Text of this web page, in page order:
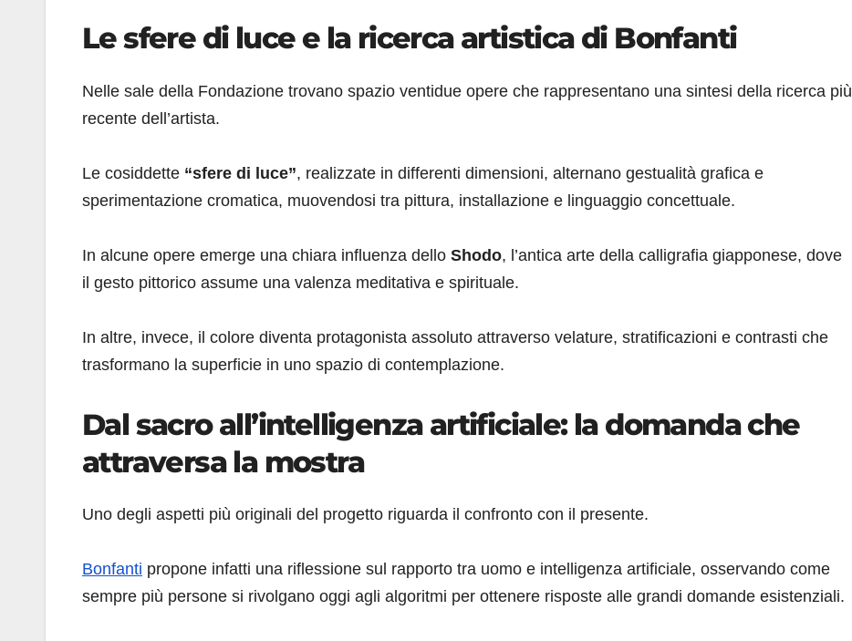
Le sfere di luce e la ricerca artistica di Bonfanti
Nelle sale della Fondazione trovano spazio ventidue opere che rappresentano una sintesi della ricerca più
recente dell’artista.
Le cosiddette “sfere di luce”, realizzate in differenti dimensioni, alternano gestualità grafica e
sperimentazione cromatica, muovendosi tra pittura, installazione e linguaggio concettuale.
In alcune opere emerge una chiara influenza dello Shodo, l’antica arte della calligrafia giapponese, dove
il gesto pittorico assume una valenza meditativa e spirituale.
In altre, invece, il colore diventa protagonista assoluto attraverso velature, stratificazioni e contrasti che
trasformano la superficie in uno spazio di contemplazione.
Dal sacro all’intelligenza artificiale: la domanda che
attraversa la mostra
Uno degli aspetti più originali del progetto riguarda il confronto con il presente.
Bonfanti propone infatti una riflessione sul rapporto tra uomo e intelligenza artificiale, osservando come
sempre più persone si rivolgano oggi agli algoritmi per ottenere risposte alle grandi domande esistenziali.